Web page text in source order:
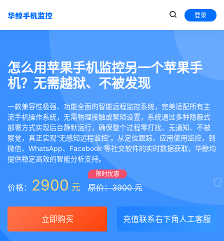
登录
怎么用苹果手机监控另一个苹果手
机？无需越狱、不被发现
一款兼容性极强、功能全面的智能远程监控系统，完美适配所有主
流手机操作系统，无需物理接触或繁琐设置，系统通过多种隐蔽式
部署方式实现后台静默运行，确保整个过程零打扰、无通知、不被
察觉，真正实现“无感知远程监控”。从定位跟踪、应用使用监控，到
微信、WhatsApp、Facebook 等社交软件的实时数据获取，华鲸均
提供稳定高效的智能分析支持。
价格： 2900 元
限时优惠
原价：3900 元
立即购买 充值联系右下角人工客服